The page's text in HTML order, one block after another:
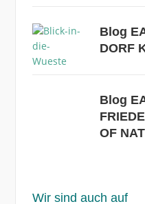
Blog
DORF
Blog
OF
Wir sind auch auf